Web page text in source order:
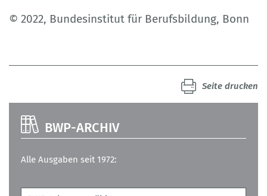
© 2022, Bundesinstitut für Berufsbildung, Bonn
Seite drucken
BWP-ARCHIV
Alle Ausgaben seit 1972: